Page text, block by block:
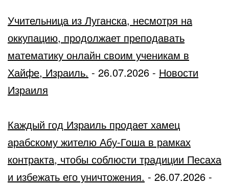
Учительница из Луганска, несмотря на
оккупацию, продолжает преподавать
математику онлайн своим ученикам в
Хайфе, Израиль. - 26.07.2026 - Новости
Израиля
Каждый год Израиль продает хамец
арабскому жителю Абу-Гоша в рамках
контракта, чтобы соблюсти традиции Песаха
и избежать его уничтожения. - 26.07.2026 -